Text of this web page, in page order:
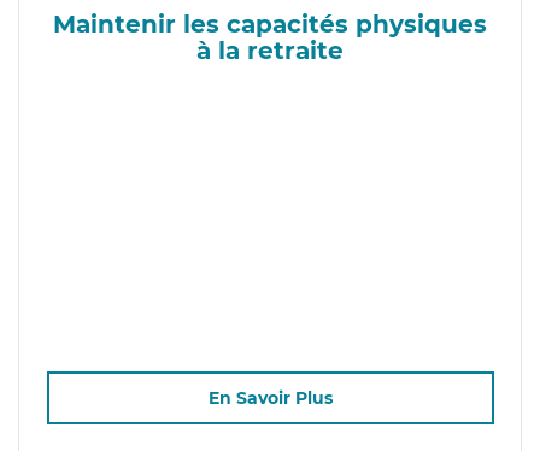
Maintenir les capacités physiques
à la retraite
En Savoir Plus